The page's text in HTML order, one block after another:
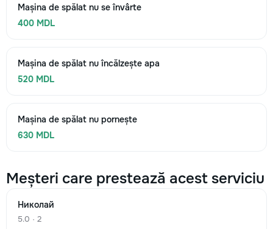
Mașina de spălat nu se învârte
400 MDL
Mașina de spălat nu încălzește apa
520 MDL
Mașina de spălat nu pornește
630 MDL
Meșteri care prestează acest serviciu
Николай
5.0 · 2